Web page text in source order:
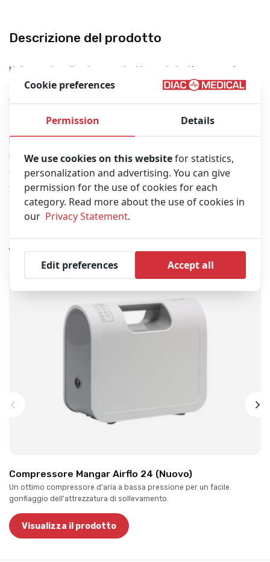
Descrizione del prodotto
Materasso in poliuretano con trattamento ignifugo e conforme
alla norma UNI EN 1865, 14 camere indipendenti per
un’immobilizzazione perfetta e sicura. Utilizzabile tra -30 ° C e +
imbottite e rinforzate, cinture di sicurezza e un perfetto
contenimento del paziente, conferiscono a questo materasso
elevate prestazioni. Utilizzabile con raggi X, CR e MRI.
Prodotti Simili
Compressore Mangar Airflo 24 (Nuovo)
Un ottimo compressore d'aria a bassa pressione per un facile
gonfiaggio dell'attrezzatura di sollevamento.
Visualizza il prodotto
Cookie preferences
Permission Details
We use cookies on this websitefor statistics,
personalization and advertising. You can give
permission for the use of cookies for each
category. Read more about the use of cookies in
our Privacy Statement.
Edit preferences Accept all